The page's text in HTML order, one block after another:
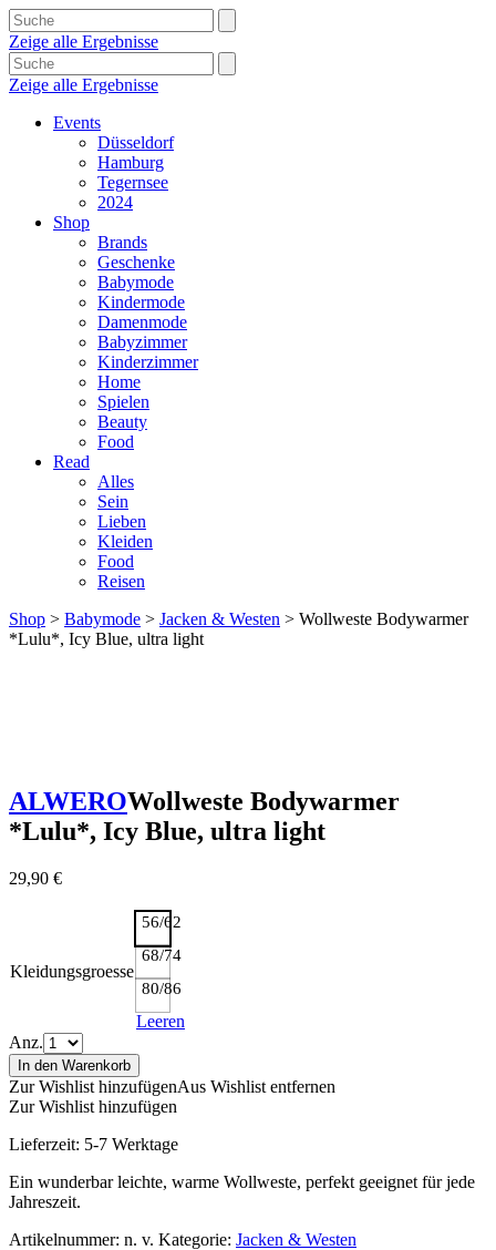
Zeige alle Ergebnisse
Zeige alle Ergebnisse
Events
Düsseldorf
Hamburg
Tegernsee
2024
Shop
Brands
Geschenke
Babymode
Kindermode
Damenmode
Babyzimmer
Kinderzimmer
Home
Spielen
Beauty
Food
Read
Alles
Sein
Lieben
Kleiden
Food
Reisen
Shop > Babymode > Jacken & Westen > Wollweste Bodywarmer
*Lulu*, Icy Blue, ultra light
ALWEROWollweste Bodywarmer
*Lulu*, Icy Blue, ultra light
29,90 €
Kleidungsgroesse
56/62
68/74
80/86
Leeren
Anz.
In den Warenkorb
Zur Wishlist hinzufügenAus Wishlist entfernen
Zur Wishlist hinzufügen
Lieferzeit: 5-7 Werktage
Ein wunderbar leichte, warme Wollweste, perfekt geeignet für jede
Jahreszeit.
Artikelnummer: n. v. Kategorie: Jacken & Westen